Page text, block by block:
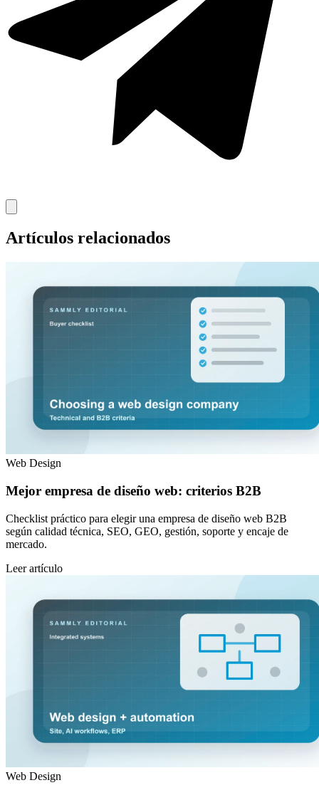
Artículos relacionados
Web Design
Mejor empresa de diseño web: criterios B2B
Checklist práctico para elegir una empresa de diseño web B2B
según calidad técnica, SEO, GEO, gestión, soporte y encaje de
mercado.
Leer artículo
Web Design